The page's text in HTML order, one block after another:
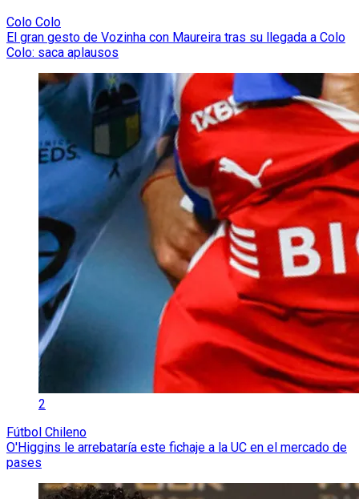
Colo Colo
El gran gesto de Vozinha con Maureira tras su llegada a Colo
Colo: saca aplausos
2
Fútbol Chileno
O'Higgins le arrebataría este fichaje a la UC en el mercado de
pases